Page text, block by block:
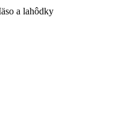
a lahôdky